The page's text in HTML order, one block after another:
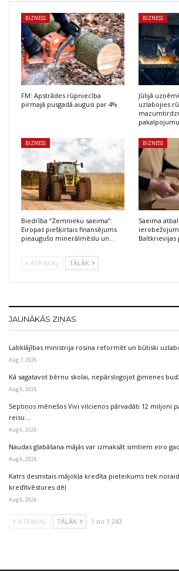
BIZNESS
FM: Apstrādes rūpniecība
pirmajā pusgadā augusi par 4%
BIZNESS
Jūlijā
uzlabojies
BIZNESS
Biedrība “Zemnieku saeima”:
Eiropas piešķirtais finansējums
pieaugušo minerālmēslu un…
BIZNESS
Saeima
Baltkrievijas
ATPAKAĻ TĀLĀK
JAUNĀKĀS ZIŅAS
Labklājības ministrija rosina reformēt un būtiski
Aug 7, 2026
Kā sagatavot bērnu skolai, nepārslogojot ģimenes
Aug 6, 2026
Septiņos mēnešos Vivi vilcienos pārvadāti 12 miljoni
reisu…
Aug 6, 2026
Naudas glabāšana mājās var izmaksāt simtiem eiro
Aug 6, 2026
Katrs desmitais mājokļa kredīta pieteikums tiek
kredītvēstures dēļ
Aug 6, 2026
ATPAKAĻ TĀLĀK 1 no 1 243